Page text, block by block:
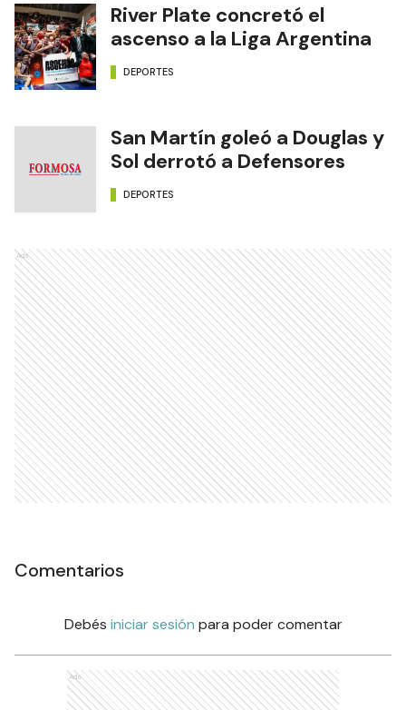
River Plate concretó el
ascenso a la Liga Argentina
DEPORTES
San Martín goleó a Douglas y
Sol derrotó a Defensores
DEPORTES
Ads
Comentarios
Debés iniciar sesión para poder comentar
Ads